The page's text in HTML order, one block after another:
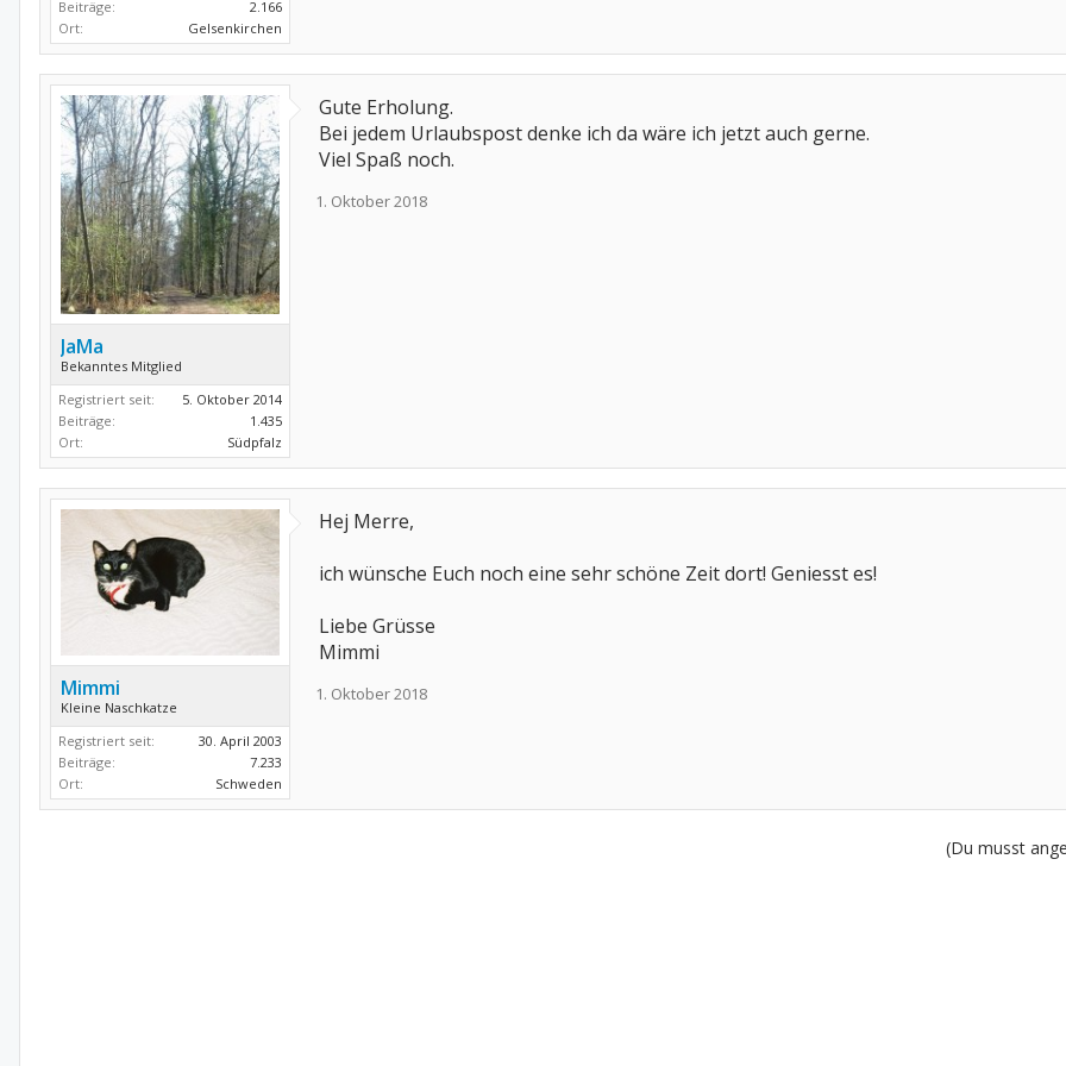
Beiträge:
2.166
Ort:
Gelsenkirchen
JaMa
Bekanntes Mitglied
Registriert seit:
5. Oktober 2014
Beiträge:
1.435
Ort:
Südpfalz
Gute Erholung.
Bei jedem Urlaubspost denke ich da wäre ich jetzt auch gerne.
Viel Spaß noch.
1. Oktober 2018
Mimmi
Kleine Naschkatze
Registriert seit:
30. April 2003
Beiträge:
7.233
Ort:
Schweden
Hej Merre,
ich wünsche Euch noch eine sehr schöne Zeit dort! Geniesst es!
Liebe Grüsse
Mimmi
1. Oktober 2018
(Du musst